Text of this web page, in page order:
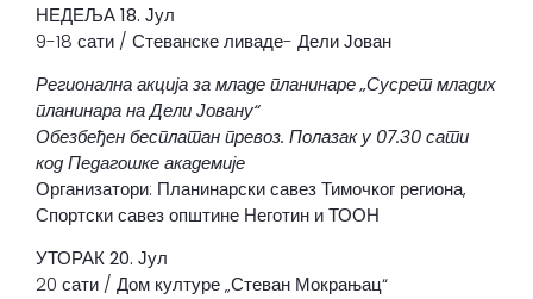
НЕДЕЉА 18. Јул
9-18 сати / Стеванске ливаде- Дели Јован
Регионална акција за младе планинаре „Сусрет младих
планинара на Дели Јовану“
Обезбеђен бесплатан превоз. Полазак у 07.30 сати
код Педагошке академије
Организатори: Планинарски савез Тимочког региона,
Спортски савез општине Неготин и ТООН
УТОРАК 20. Јул
20 сати / Дом културе „Стеван Мокрањац“